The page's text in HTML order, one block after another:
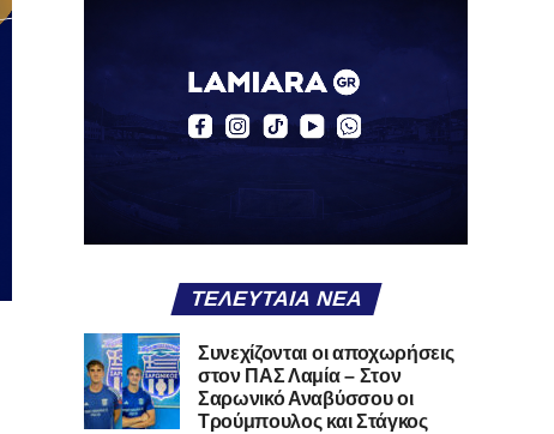
ΤΕΛΕΥΤΑΊΑ ΝΈΑ
Συνεχίζονται οι αποχωρήσεις
στον ΠΑΣ Λαμία – Στον
Σαρωνικό Αναβύσσου οι
Τρούμπουλος και Στάγκος